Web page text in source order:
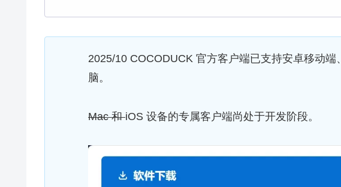
2025/10 COCODUCK 官方客户端已支持安卓移动
脑。
Mac 和iOS 设备的专属客户端尚处于开发阶段。